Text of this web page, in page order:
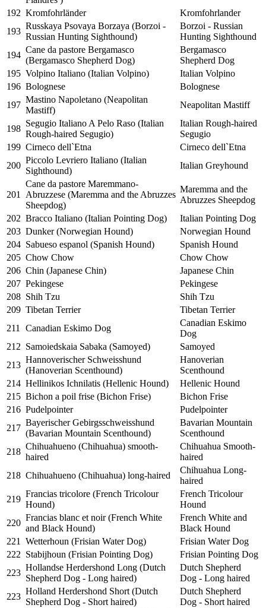
192 Kromfohrländer
Kromfohrlander
193
Russkaya Psovaya Borzaya (Borzoi -
Russian Hunting Sighthound)
Borzoi - Russian
Hunting Sighthound
194
Cane da pastore Bergamasco
(Bergamasco Shepherd Dog)
Bergamasco
Shepherd Dog
195 Volpino Italiano (Italian Volpino)
Italian Volpino
196 Bolognese
Bolognese
197
Mastino Napoletano (Neapolitan
Mastiff)
Neapolitan Mastiff
198
Segugio Italiano A Pelo Raso (Italian
Rough-haired Segugio)
Italian Rough-haired
Segugio
199 Cirneco dell`Etna
Cirneco dell`Etna
200
Piccolo Levriero Italiano (Italian
Sighthound)
Italian Greyhound
201
Cane da pastore Maremmano-
Abruzzese (Maremma and the Abruzzes
Sheepdog)
Maremma and the
Abruzzes Sheepdog
202 Bracco Italiano (Italian Pointing Dog)
Italian Pointing Dog
203 Dunker (Norwegian Hound)
Norwegian Hound
204 Sabueso espanol (Spanish Hound)
Spanish Hound
205 Chow Chow
Chow Chow
206 Chin (Japanese Chin)
Japanese Chin
207 Pekingese
Pekingese
208 Shih Tzu
Shih Tzu
209 Tibetan Terrier
Tibetan Terrier
211
Canadian Eskimo Dog
Canadian Eskimo
Dog
212 Samoiedskaia Sabaka (Samoyed)
Samoyed
213
Hannoverischer Schweisshund
(Hanoverian Scenthound)
Hanoverian
Scenthound
214 Hellinikos Ichnilatis (Hellenic Hound)
Hellenic Hound
215 Bichon a poil frise (Bichon Frise)
Bichon Frise
216 Pudelpointer
Pudelpointer
217
Bayerischer Gebirgsschweisshund
(Bavarian Mountain Scenthound)
Bavarian Mountain
Scenthound
218
Chihuahueno (Chihuahua) smooth-
haired
Chihuahua Smooth-
haired
218 Chihuahueno (Chihuahua) long-haired
Chihuahua Long-
haired
219
Francias tricolore (French Tricolour
Hound)
French Tricolour
Hound
220
Francias blanc et noir (French White
and Black Hound)
French White and
Black Hound
221
Wetterhoun (Frisian Water Dog)
Frisian Water Dog
222 Stabijhoun (Frisian Pointing Dog)
Frisian Pointing Dog
223
Hollandse Herdershond Long (Dutch
Shepherd Dog - Long haired)
Dutch Shepherd
Dog - Long haired
223
Holland Herdershond Short (Dutch
Shepherd Dog - Short haired)
Dutch Shepherd
Dog - Short haired